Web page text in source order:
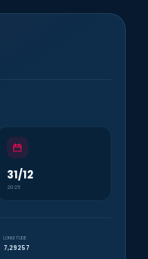
31/12
2025
LONGITUDE
7,29257